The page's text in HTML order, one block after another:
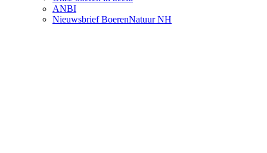
ANBI
Nieuwsbrief BoerenNatuur NH